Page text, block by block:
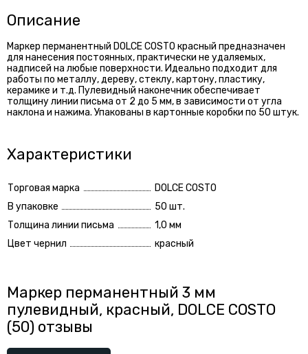
Описание
Маркер перманентный DOLCE COSTO красный предназначен
для нанесения постоянных, практически не удаляемых,
надписей на любые поверхности. Идеально подходит для
работы по металлу, дереву, стеклу, картону, плaстику,
керамике и т.д. Пулевидный наконечник обеспечивает
толщину линии письма от 2 до 5 мм, в зависимости от угла
наклона и нажима. Упакованы в картонные коробки по 50 штук.
Характеристики
Торговая марка
DOLCE COSTO
В упаковке
50 шт.
Толщина линии письма
1,0 мм
Цвет чернил
красный
Маркер перманентный 3 мм
пулевидный, красный, DOLCE COSTO
(50) отзывы